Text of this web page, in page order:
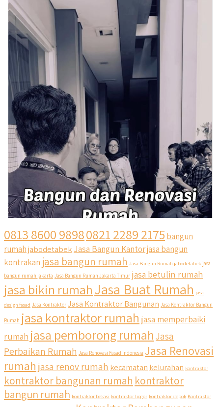
qyusipersada
@qyusipersada 3 years ago
Siapa yang udah masuk List untuk Bangun dan Renovasi
rumah Di @qyusipersada dengan sistem Cicilan ?? 🤗
0813 8600 98980821 2289 2175 bangun
rumahjabodetabek Jasa Bangun Kantorjasa bangun
kontrakan jasa bangun rumah Jasa Bangun Rumah jabodetabek jasa
bangun rumah jakarta Jasa Bangun Rumah Jakarta Timur jasa betulin rumah
jasa bikin rumahJasa Buat Rumah jasa
design fasad Jasa Kontraktor Jasa Kontraktor Bangunan Jasa Kontraktor Bangun
Rumah jasa kontraktor rumah jasa memperbaiki
rumah jasa pemborong rumahJasa
Perbaikan Rumah Jasa Renovasi Fasad Indonesia Jasa Renovasi
rumah jasa renov rumah kecamatan kelurahan kontraktor
kontraktor bangunan rumah kontraktor
bangun rumah kontraktor bekasi kontraktor bogor kontraktor depok Kontraktor